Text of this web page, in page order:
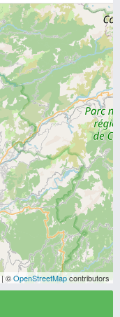
| ©OpenStreetMapcontributors